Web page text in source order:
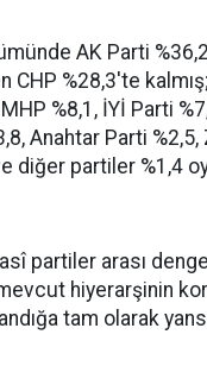
AK Parti
CHP %28,3'te
%8,1, İYİ Parti
Anahtar Parti
diğer partiler %1,4
partiler arası
hiyerarşinin
tam olarak